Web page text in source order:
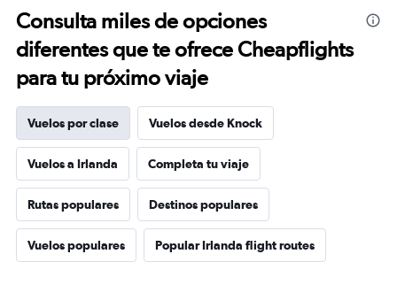
Consulta miles de opciones
diferentes que te ofrece Cheapflights
para tu próximo viaje
Vuelos por clase Vuelos desde Knock
Vuelos a Irlanda Completa tu viaje
Rutas populares Destinos populares
Vuelos populares Popular Irlanda flight routes